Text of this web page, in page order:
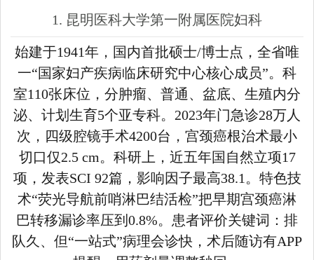
1. 昆明医科大学第一附属医院妇科
始建于1941年，国内首批硕士/博士点，全省唯
一“国家妇产疾病临床研究中心核心成员”。科
室110张床位，分肿瘤、普通、盆底、生殖内分
泌、计划生育5个亚专科。2023年门急诊28万人
次，四级腔镜手术4200台，宫颈癌根治术最小
切口仅2.5 cm。科研上，近五年国自然立项17
项，发表SCI 92篇，影响因子最高38.1。特色技
术“荧光导航前哨淋巴结活检”把早期宫颈癌淋
巴转移漏诊率压到0.8%。患者评价关键词：排
队久、但“一站式”病理会诊快，术后随访有APP